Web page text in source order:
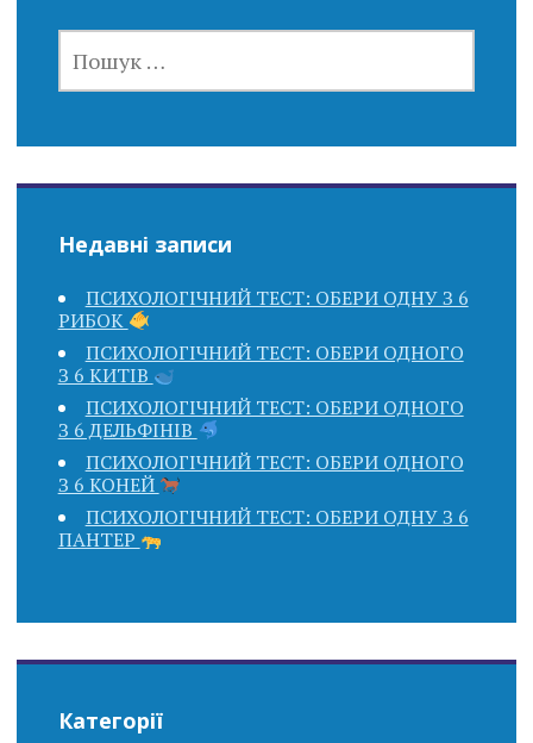
Недавні записи
ПСИХОЛОГІЧНИЙ ТЕСТ: ОБЕРИ ОДНУ З 6
РИБОК
ПСИХОЛОГІЧНИЙ ТЕСТ: ОБЕРИ ОДНОГО
З 6 КИТІВ
ПСИХОЛОГІЧНИЙ ТЕСТ: ОБЕРИ ОДНОГО
З 6 ДЕЛЬФІНІВ
ПСИХОЛОГІЧНИЙ ТЕСТ: ОБЕРИ ОДНОГО
З 6 КОНЕЙ
ПСИХОЛОГІЧНИЙ ТЕСТ: ОБЕРИ ОДНУ З 6
ПАНТЕР
Категорії